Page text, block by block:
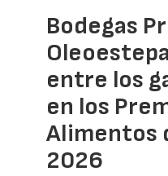
Bodegas
entre los
en los
Alimentos
2026